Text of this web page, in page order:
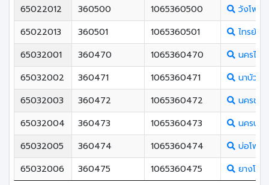
65022012
360500 1065360500
วังโพร
65022013
360501 1065360501
ไทรย้อ
65032001
360470 1065360470
นครไทย
65032002
360471 1065360471
นาบัววิ
65032003
360472 1065360472
นครชุม
65032004
360473 1065360473
นครบา
65032005
360474 1065360474
บ่อโพธิ์
65032006
360475 1065360475 ยางโก